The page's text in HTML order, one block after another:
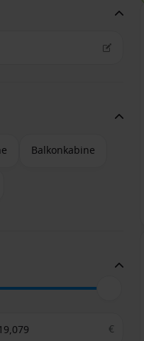
Balkonkabine
€